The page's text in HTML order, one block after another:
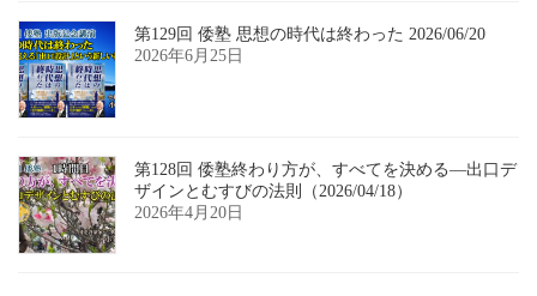
第129回 倭塾 思想の時代は終わった 2026/06/20
2026年6月25日
第128回 倭塾終わり方が、すべてを決める―出口デ
ザインとむすびの法則（2026/04/18）
2026年4月20日